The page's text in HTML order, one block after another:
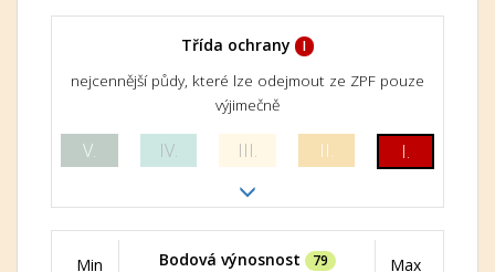
Třída ochrany I
nejcennější půdy, které lze odejmout ze ZPF pouze
výjimečně
V. IV. III. II. I.
Min Bodová výnosnost 79 Max